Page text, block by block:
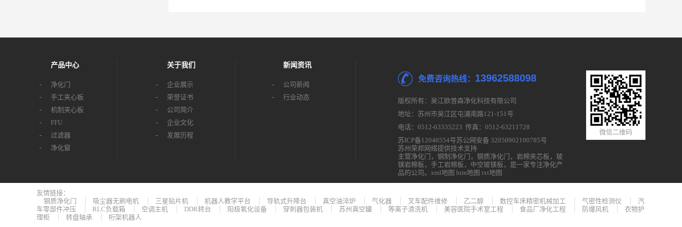
产品中心
净化门
手工夹心板
机制夹心板
FFU
过滤器
净化窗
关于我们
企业展示
荣誉证书
公司简介
企业文化
发展历程
新闻资讯
公司新闻
行业动态
免费咨询热线： 13962588098
版权所有：吴江欧普森净化科技有限公司
地址：苏州市吴江区屯浦南路121-151号
电话：0512-63335223 传真：0512-63211728
苏ICP备12046554号苏公网安备 32050902100785号
苏州荣邦网络提供技术支持
主营净化门 ， 钢制净化门 ， 钢质净化门 ， 岩棉夹芯板 ， 玻
镁岩棉板 ， 手工岩棉板 ， 中空玻镁板 ，是一家专注净化产
品的公司。 xml地图 htm地图 txt地图
微信二维码
友情链接：
钢质净化门
吸尘器无刷电机 三星贴片机 机器人教学平台 导轨式升降台 真空油淬炉 气化器 叉车配件维修 乙二醇 数控车床精密机械加工 气密性检测仪
汽
车零部件冲压
RLC负载箱 空调主机 DDR转台 阳极氧化设备 穿刺器包装机 苏州真空罐 等离子清洗机 美容医院手术室工程 食品厂净化工程 防爆风机
衣物护
理柜
转盘轴承 桁架机器人